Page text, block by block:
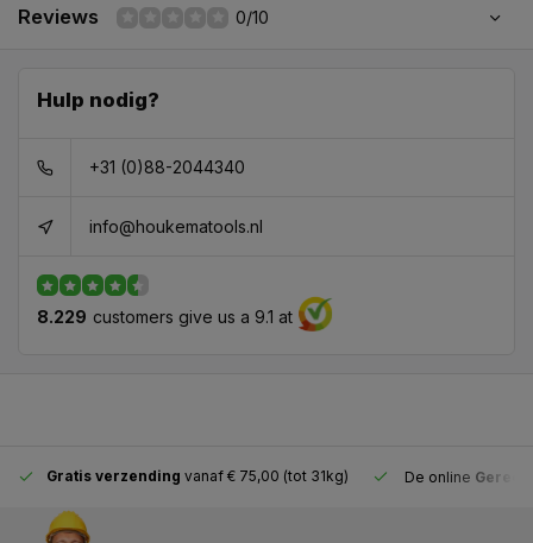
Reviews 0/10
Hulp nodig?
+31 (0)88-2044340
info@houkematools.nl
8.229 customers give us a 9.1 at
Gratis verzending vanaf € 75,00 (tot 31kg) De online